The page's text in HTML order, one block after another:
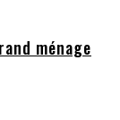
ménage